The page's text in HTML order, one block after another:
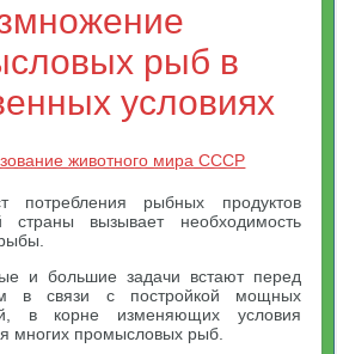
рыб в
условиях
животного мира СССР
потребления рыбных продуктов
вызывает необходимость
и большие задачи встают перед
в связи с постройкой мощных
в корне изменяющих условия
многих промысловых рыб.